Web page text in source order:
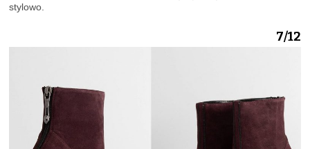
stylowo.
7/12